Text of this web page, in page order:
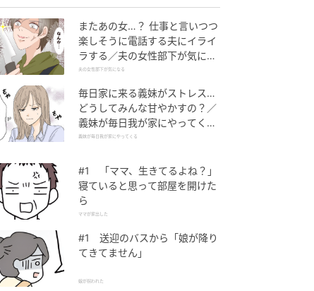
またあの女…？ 仕事と言いつつ
楽しそうに電話する夫にイライ
ラする／夫の女性部下が気にな
る（1）【夫婦の危機 まんが】
夫の女性部下が気になる
毎日家に来る義妹がストレス…
どうしてみんな甘やかすの？／
義妹が毎日我が家にやってくる
（1）【義父母がシンドイんで
義妹が毎日我が家にやってくる
#1 「ママ、生きてるよね？」
寝ていると思って部屋を開けた
ら
ママが家出した
#1 送迎のバスから「娘が降り
てきてません」
娘が拐われた